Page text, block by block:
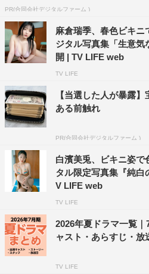
PR(合同会社デジタルファーム )
麻倉瑞季、春色ビキ
ジタル写真集「生意気
開 | TV LIFE web
TV LIFE
【当選した人が暴露
ある前触れ
PR(合同会社デジタルファーム )
白濱美兎、ビキニ姿
タル限定写真集『純白
V LIFE web
TV LIFE
2026年夏ドラマ一覧
ャスト・あらすじ・
TV LIFE